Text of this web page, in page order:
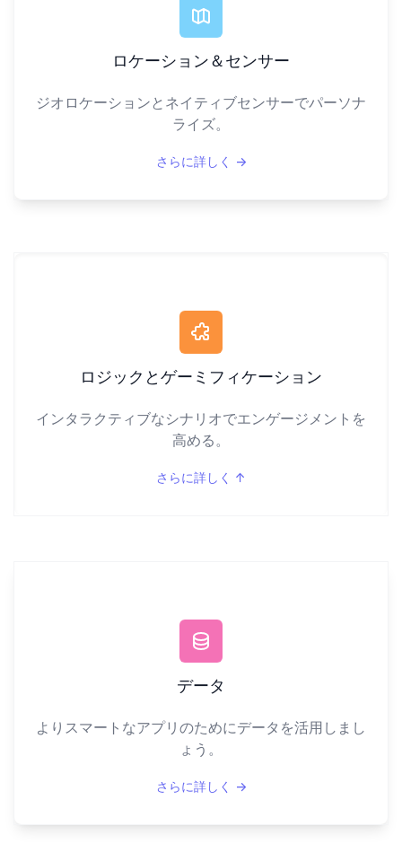
ロケーション＆センサー
ジオロケーションとネイティブセンサーでパーソナ
ライズ。
さらに詳しく →
ロジックとゲーミフィケーション
インタラクティブなシナリオでエンゲージメントを
高める。
さらに詳しく ↑
データ
よりスマートなアプリのためにデータを活用しまし
ょう。
さらに詳しく →